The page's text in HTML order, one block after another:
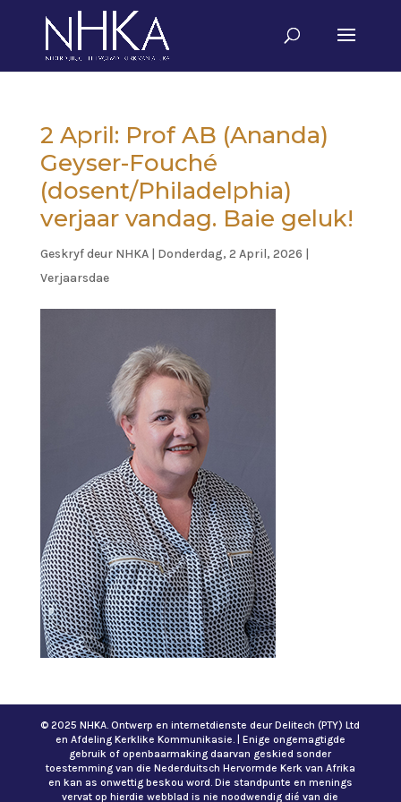
2 April: Prof AB (Ananda)
Geyser-Fouché
(dosent/Philadelphia)
verjaar vandag. Baie geluk!
Geskryf deur NHKA| Donderdag, 2 April, 2026 |
Verjaarsdae
© 2025 NHKA. Ontwerp en internetdienste deur Delitech (PTY) Ltd
en Afdeling Kerklike Kommunikasie. | Enige ongemagtigde
gebruik of openbaarmaking daarvan geskied sonder
toestemming van die Nederduitsch Hervormde Kerk van Afrika
en kan as onwettig beskou word. Die standpunte en menings
vervat op hierdie webblad is nie noodwendig dié van die